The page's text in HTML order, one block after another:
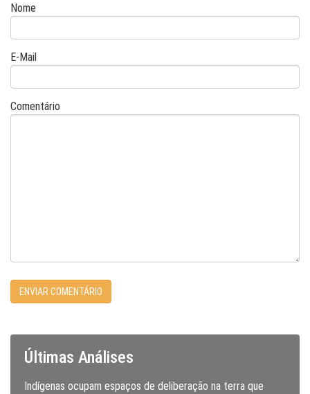
Nome
E-Mail
Comentário
Últimas Análises
Indígenas ocupam espaços de deliberação na terra que